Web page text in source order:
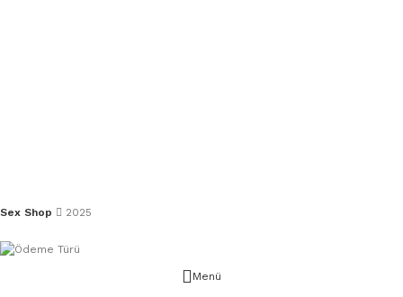
Sex Shop 2025
Menü